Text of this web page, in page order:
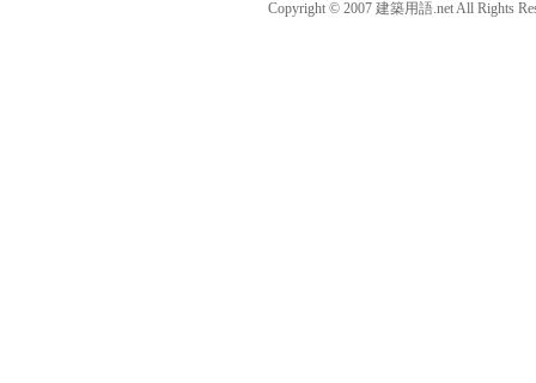
Copyright © 2007 建築用語.net All Rights